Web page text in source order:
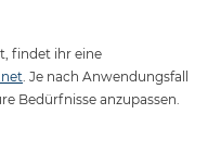
findet ihr eine
. Je nach Anwendungsfall
Bedürfnisse anzupassen.